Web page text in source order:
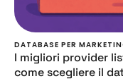
DATABASE PER
I migliori provider
come scegliere il